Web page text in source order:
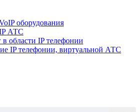
оборудования
АТС
в области IP телефонии
IP телефонии, виртуальной АТС